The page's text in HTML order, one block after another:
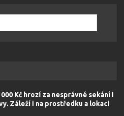
Kč hrozí za nesprávné sekání i
Záleží i na prostředku a lokaci